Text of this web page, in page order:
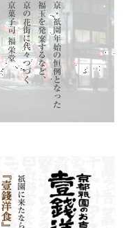
京・祇園年始の恒例となった
福玉を発案するなど、
京の花街に代々つづく
京菓子司 福栄堂